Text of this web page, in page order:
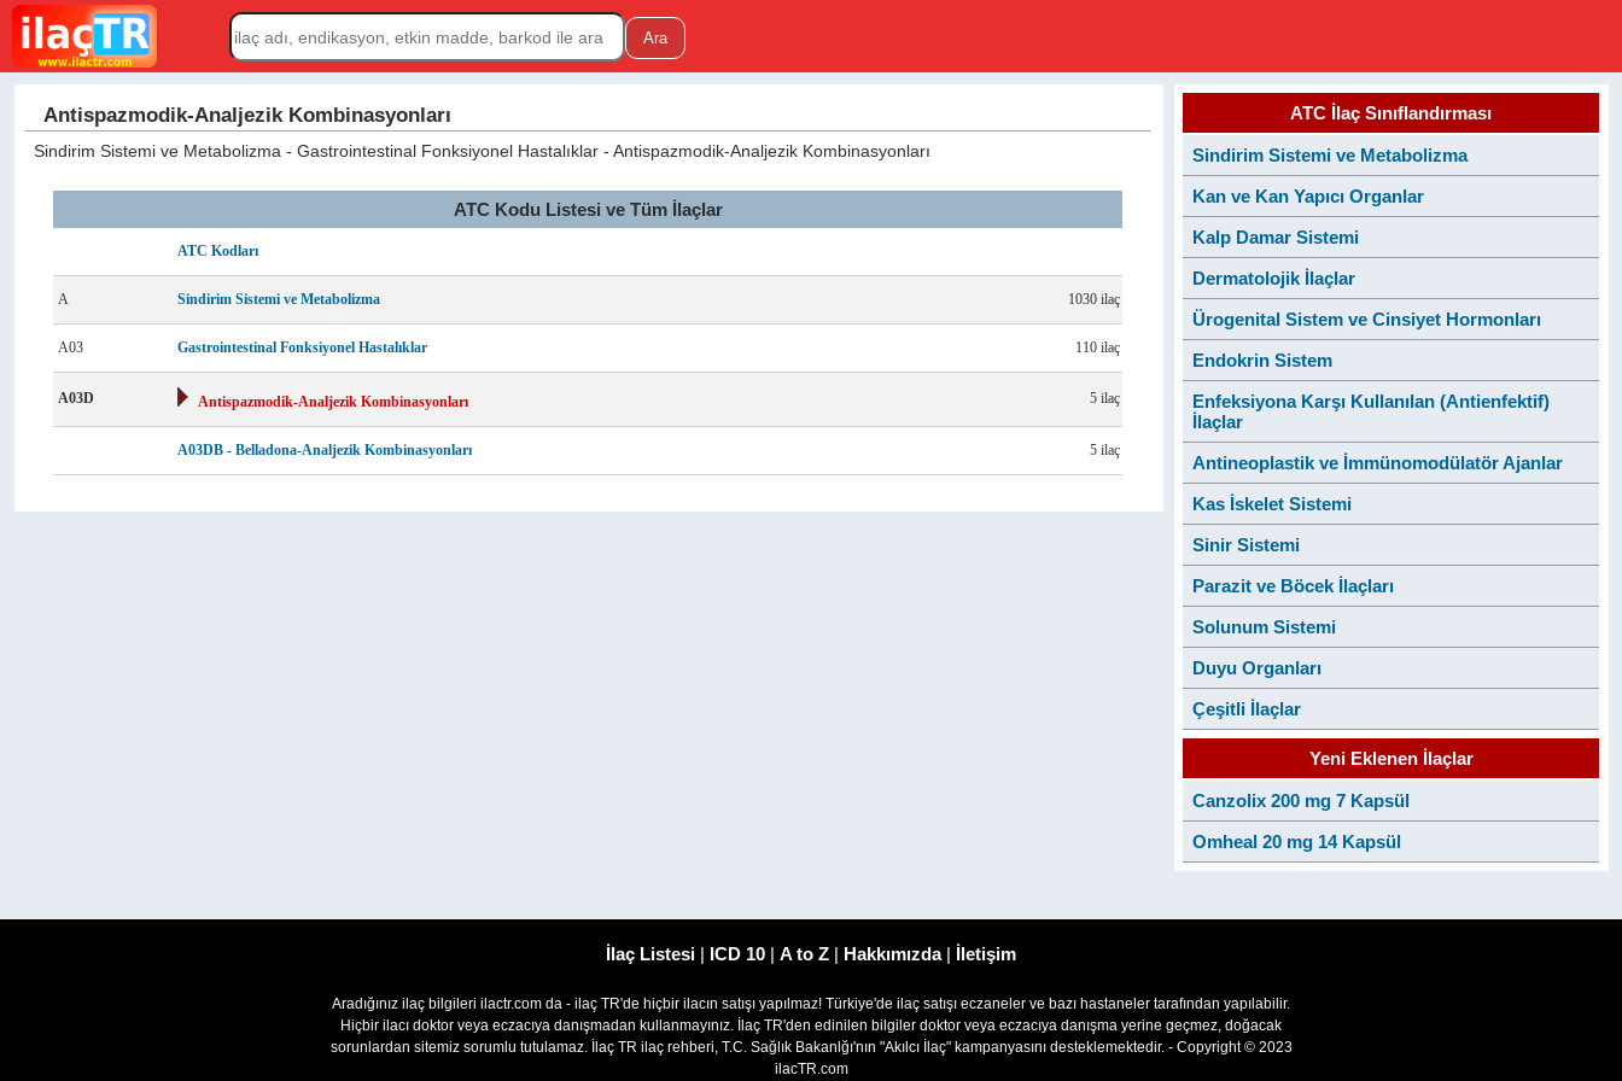
Antispazmodik-Analjezik Kombinasyonları
Sindirim Sistemi ve Metabolizma - Gastrointestinal Fonksiyonel Hastalıklar - Antispazmodik-Analjezik Kombinasyonları
ATC Kodu Listesi ve Tüm İlaçlar
ATC Kodları
A Sindirim Sistemi ve Metabolizma 1030 ilaç
A03 Gastrointestinal Fonksiyonel Hastalıklar 110 ilaç
A03D Antispazmodik-Analjezik Kombinasyonları 5 ilaç
A03DB - Belladona-Analjezik Kombinasyonları 5 ilaç
ATC İlaç Sınıflandırması
Sindirim Sistemi ve Metabolizma
Kan ve Kan Yapıcı Organlar
Kalp Damar Sistemi
Dermatolojik İlaçlar
Ürogenital Sistem ve Cinsiyet Hormonları
Endokrin Sistem
Enfeksiyona Karşı Kullanılan (Antienfektif)
İlaçlar
Antineoplastik ve İmmünomodülatör Ajanlar
Kas İskelet Sistemi
Sinir Sistemi
Parazit ve Böcek İlaçları
Solunum Sistemi
Duyu Organları
Çeşitli İlaçlar
Yeni Eklenen İlaçlar
Canzolix 200 mg 7 Kapsül
Omheal 20 mg 14 Kapsül
İlaç Listesi | ICD 10 | A to Z | Hakkımızda| İletişim
Aradığınız ilaç bilgileri ilactr.com da - ilaç TR'de hiçbir ilacın satışı yapılmaz! Türkiye'de ilaç satışı eczaneler ve bazı hastaneler tarafından yapılabilir.
Hiçbir ilacı doktor veya eczacıya danışmadan kullanmayınız. İlaç TR'den edinilen bilgiler doktor veya eczacıya danışma yerine geçmez, doğacak
sorunlardan sitemiz sorumlu tutulamaz. İlaç TR ilaç rehberi, T.C. Sağlık Bakanlğı'nın "Akılcı İlaç" kampanyasını desteklemektedir. - Copyright © 2023
ilacTR.com